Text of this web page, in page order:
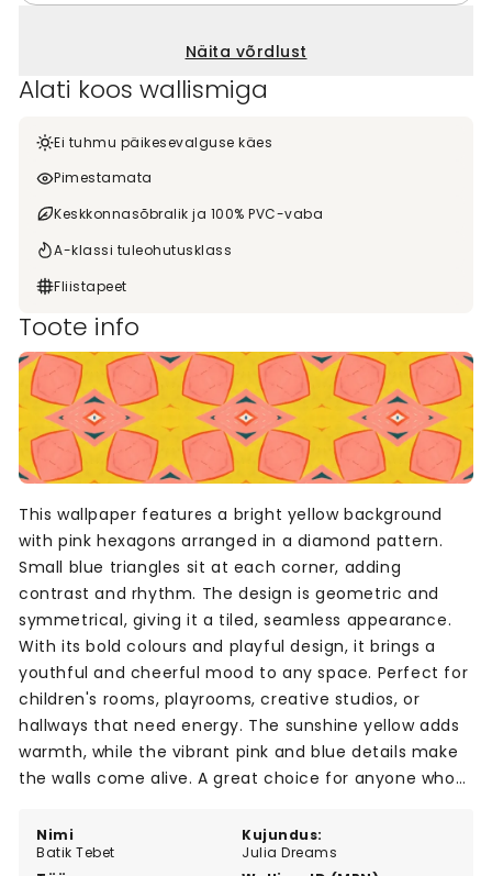
Näita võrdlust
Alati koos wallismiga
Ei tuhmu päikesevalguse käes
Pimestamata
Keskkonnasõbralik ja 100% PVC-vaba
A-klassi tuleohutusklass
Fliistapeet
Toote info
Nimi
Batik Tebet
Kujundus:
Julia Dreams
This wallpaper features a bright yellow background
with pink hexagons arranged in a diamond pattern.
Small blue triangles sit at each corner, adding
contrast and rhythm. The design is geometric and
symmetrical, giving it a tiled, seamless appearance.
With its bold colours and playful design, it brings a
youthful and cheerful mood to any space. Perfect for
children's rooms, playrooms, creative studios, or
hallways that need energy. The sunshine yellow adds
warmth, while the vibrant pink and blue details make
the walls come alive. A great choice for anyone who